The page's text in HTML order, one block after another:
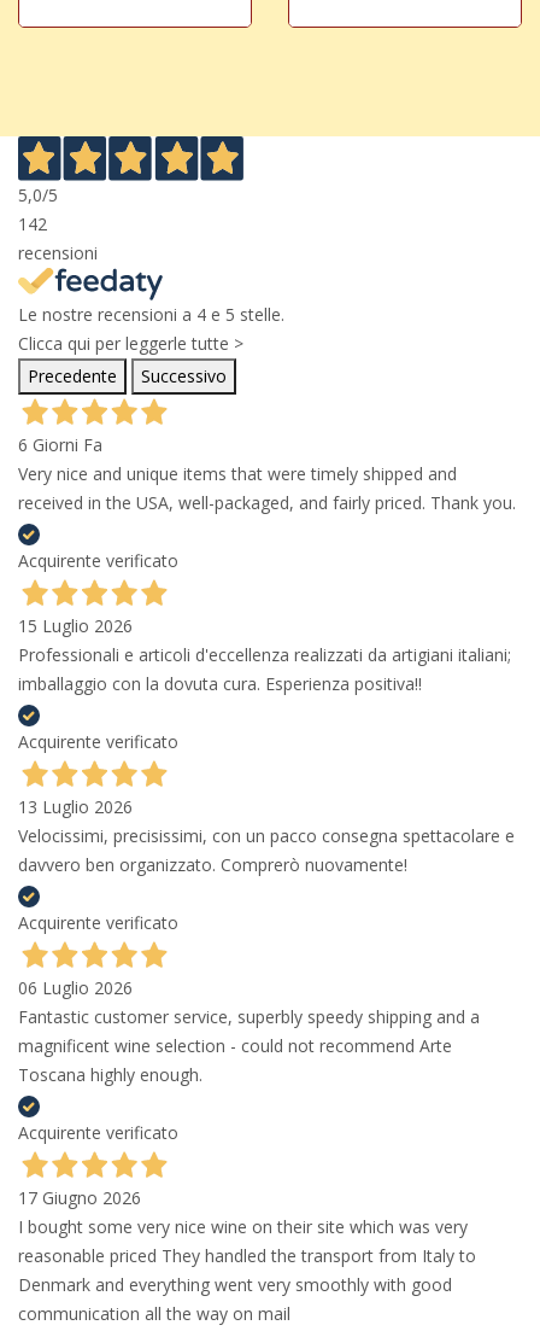
5,0/5
142
recensioni
Le nostre recensioni a 4 e 5 stelle.
Clicca qui per leggerle tutte >
Precedente
Successivo
6 Giorni Fa
Very nice and unique items that were timely shipped and
received in the USA, well-packaged, and fairly priced. Thank you.
Acquirente verificato
15 Luglio 2026
Professionali e articoli d'eccellenza realizzati da artigiani italiani;
imballaggio con la dovuta cura. Esperienza positiva!!
Acquirente verificato
13 Luglio 2026
Velocissimi, precisissimi, con un pacco consegna spettacolare e
davvero ben organizzato. Comprerò nuovamente!
Acquirente verificato
06 Luglio 2026
Fantastic customer service, superbly speedy shipping and a
magnificent wine selection - could not recommend Arte
Toscana highly enough.
Acquirente verificato
17 Giugno 2026
I bought some very nice wine on their site which was very
reasonable priced They handled the transport from Italy to
Denmark and everything went very smoothly with good
communication all the way on mail